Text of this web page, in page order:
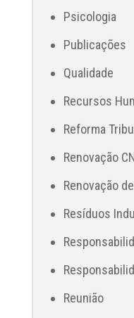
Psicologia
Publicações
Qualidade
Recursos
Reforma
Renovação
Renovação
Resíduos
Reunião